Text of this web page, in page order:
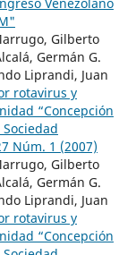
Gilberto
Germán G.
Liprandi, Juan
rotavirus y
“Concepción
Núm. 1 (2007)
Gilberto
Germán G.
Liprandi, Juan
rotavirus y
“Concepción